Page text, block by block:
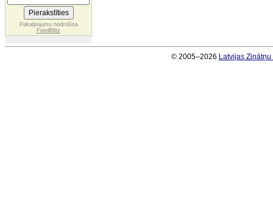
Pakalpojumu nodrošina
FeedBlitz
© 2005–2026 Latvijas